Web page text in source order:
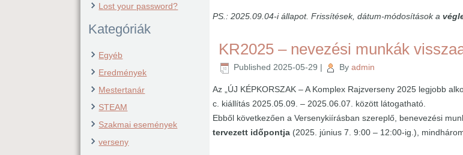
Lost your password?
Kategóriák
Egyéb
Eredmények
Mestertanár
STEAM
Szakmai események
verseny
PS.: 2025.09.04-i állapot. Frissítések, dátum-módosítások a
KR2025 – nevezési munkák
Published 2025-05-29 | By admin
Az „ÚJ KÉPKORSZAK – A Komplex Rajzverseny 2025 legjobb
c. kiállítás 2025.05.09. – 2025.06.07. között látogatható.
Ebből következően a Versenykiírásban szereplő, benevezési
tervezett időpontja (2025. június 7. 9:00 – 12:00-ig.),